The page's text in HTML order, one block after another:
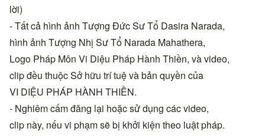
lời)
- Tất cả hình ảnh Tượng Đức Sư Tổ Dasira Narada,
hình ảnh Tượng Nhị Sư Tổ Narada Mahathera,
Logo Pháp Môn Vi Diệu Pháp Hành Thiền, và video,
clip đều thuộc Sở hữu trí tuệ và bản quyền của
VI DIỆU PHÁP HÀNH THIỀN.
- Nghiêm cấm đăng lại hoặc sử dụng các video,
clip này, nếu vi phạm sẽ bị khởi kiện theo luật pháp.